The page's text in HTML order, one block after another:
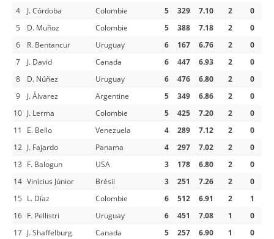
4
J. Córdoba Colombie 5 329 7.10 2
0
5
D. Muñoz Colombie 5 388 7.18 2
0
6
R. Bentancur Uruguay 6 167 6.76 2
0
7
J. David Canada 6 447 6.93 2
0
8
D. Núñez Uruguay 6 476 6.80 2
0
9
J. Álvarez Argentine 5 349 6.86 2
0
10 J. Lerma Colombie 5 425 7.20 2
0
11
E. Bello Venezuela 4 289 7.12 2
0
12 J. Fajardo Panama 4 297 7.02 2
0
13 F. Balogun USA 3 178 6.80 2
0
14 Vinícius Júnior Brésil 3 251 7.26 2
0
15 L. Díaz Colombie 6 512 6.91 2
1
16 F. Pellistri Uruguay 6 451 7.08 1
0
17 J. Shaffelburg Canada 5 257 6.90 1
0